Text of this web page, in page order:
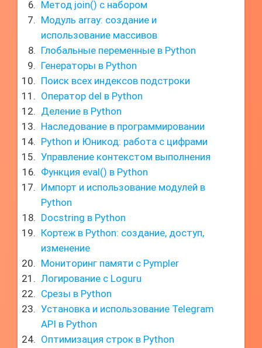
Метод join() с набором
Модуль array: создание и
использование массивов
Глобальные переменные в Python
Генераторы в Python
Поиск всех индексов подстроки
Оператор del в Python
Деление в Python
Наследование в программировании
Python и Юникод: работа с цифрами
Управление контекстом выполнения
Функция eval() в Python
Импорт и использование модулей в
Python
Docstring в Python
Кортеж в Python: создание, доступ,
изменение
Мониторинг памяти с Pympler
Логирование с Loguru
Срезы в Python
Установка и использование Telegram
API в Python
Оптимизация строк в Python